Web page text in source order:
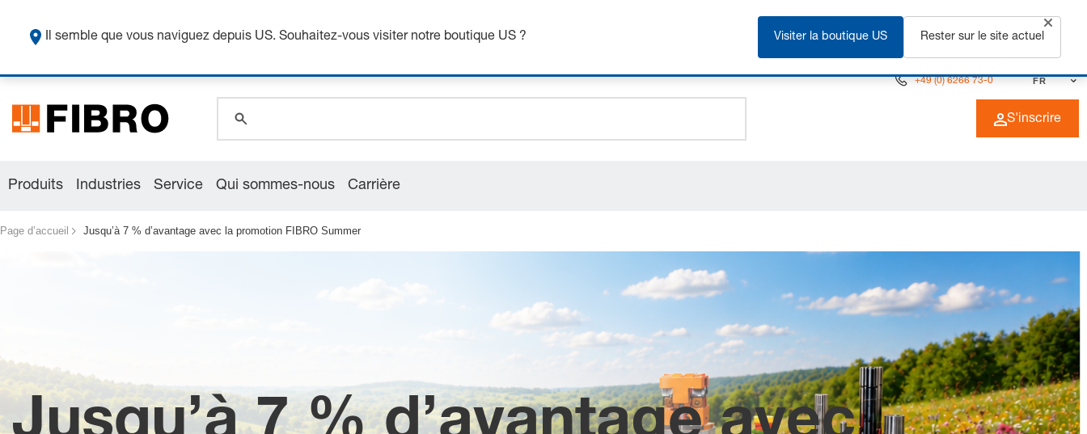
Obtenez jusqu’à 7 % de réduction - cliquez ici pour en savoir plus
+49 (0) 6266 73-0 FR
global.search.placeholder.name
S'inscrire
Produits Industries Service Qui sommes-nous Carrière
Page d’accueil Jusqu’à 7 % d’avantage avec la promotion FIBRO Summer
Il semble que vous naviguez depuis US. Souhaitez-vous visiter notre boutique US ? Visiter la boutique US Rester sur le site actuel